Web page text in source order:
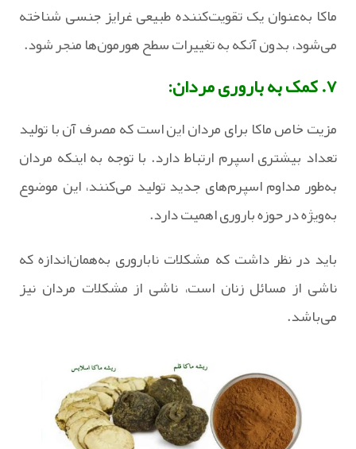
ماکا به‌عنوان یک تقویت‌کننده طبیعی غرایز جنسی شناخته
می‌شود، بدون آنکه به تغییرات سطح هورمون‌ها منجر شود.
۷. کمک به باروری مردان:
مزیت خاص ماکا برای مردان این است که مصرف آن با تولید
تعداد بیشتری اسپرم ارتباط دارد. با توجه به اینکه مردان
به‌طور مداوم اسپرم‌های جدید تولید می‌کنند، این موضوع
به‌ویژه در حوزه باروری اهمیت دارد.
باید در نظر داشت که مشکلات ناباروری به‌همان‌اندازه که
ناشی از مسائل زنان است، ناشی از مشکلات مردان نیز
می‌باشد.